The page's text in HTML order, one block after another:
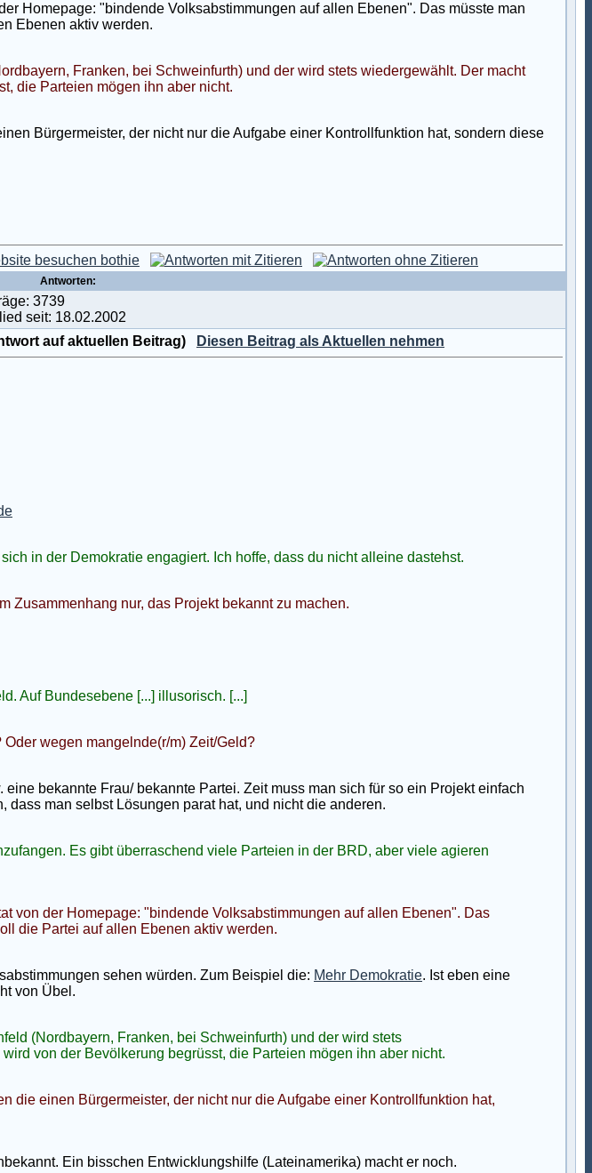
Homepage: "bindende Volksabstimmungen auf allen Ebenen". Das müsste man
Ebenen aktiv werden.
Franken, bei Schweinfurth) und der wird stets wiedergewählt. Der macht
die Parteien mögen ihn aber nicht.
Bürgermeister, der nicht nur die Aufgabe einer Kontrollfunktion hat, sondern diese
Antworten:
3739
seit: 18.02.2002
auf aktuellen Beitrag) Diesen Beitrag als Aktuellen nehmen
in der Demokratie engagiert. Ich hoffe, dass du nicht alleine dastehst.
Zusammenhang nur, das Projekt bekannt zu machen.
Auf Bundesebene [...] illusorisch. [...]
wegen mangelnde(r/m) Zeit/Geld?
bekannte Frau/ bekannte Partei. Zeit muss man sich für so ein Projekt einfach
man selbst Lösungen parat hat, und nicht die anderen.
Es gibt überraschend viele Parteien in der BRD, aber viele agieren
von der Homepage: "bindende Volksabstimmungen auf allen Ebenen". Das
die Partei auf allen Ebenen aktiv werden.
sehen würden. Zum Beispiel die: Mehr Demokratie. Ist eben eine
von Übel.
(Nordbayern, Franken, bei Schweinfurth) und der wird stets
von der Bevölkerung begrüsst, die Parteien mögen ihn aber nicht.
die einen Bürgermeister, der nicht nur die Aufgabe einer Kontrollfunktion hat,
Ein bisschen Entwicklungshilfe (Lateinamerika) macht er noch.